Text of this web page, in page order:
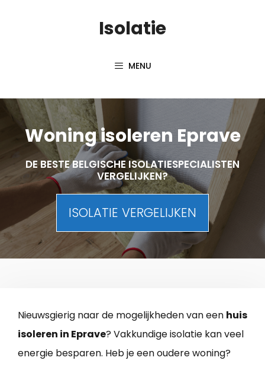
Isolatie
MENU
Woning isoleren Eprave
DE BESTE BELGISCHE ISOLATIESPECIALISTEN
VERGELIJKEN?
ISOLATIE VERGELIJKEN
Nieuwsgierig naar de mogelijkheden van een huis
isoleren in Eprave? Vakkundige isolatie kan veel
energie besparen. Heb je een oudere woning?